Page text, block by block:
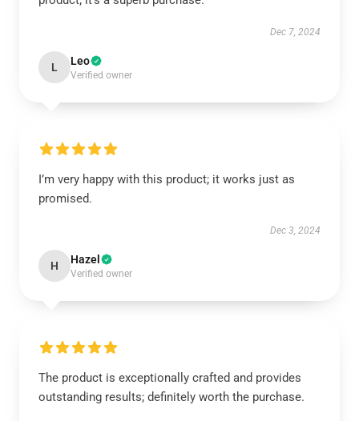
Dec 7, 2024
L Leo
Verified owner
I’m very happy with this product; it works just as
promised.
Dec 3, 2024
H Hazel
Verified owner
The product is exceptionally crafted and provides
outstanding results; definitely worth the purchase.